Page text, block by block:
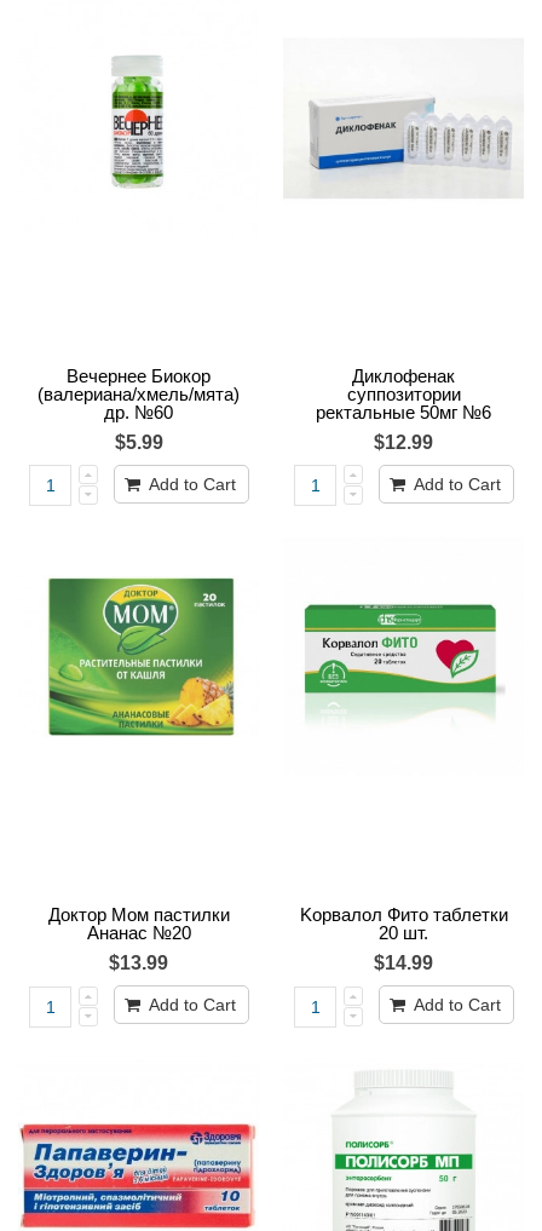
Вечернее Биокор
(валериана/хмель/мята)
др. №60
$5.99
Add to Cart
Диклофенак
суппозитории
ректальные 50мг №6
$12.99
Add to Cart
Доктор Мом пастилки
Ананас №20
$13.99
Add to Cart
Kорвалол Фито таблетки
20 шт.
$14.99
Add to Cart